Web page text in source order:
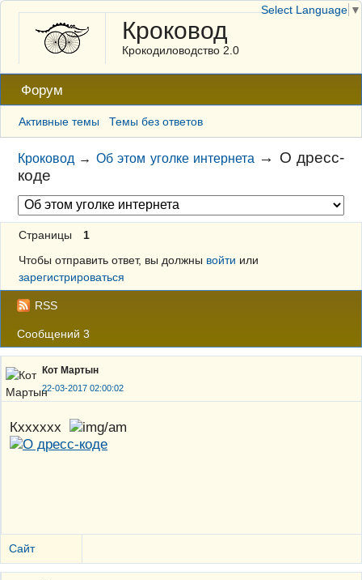
Кроковод
Крокодиловодство 2.0
Форум
Активные темы Темы без ответов
Кроковод → Об этом уголке интернета → О дресс-
коде
Страницы
1
Чтобы отправить ответ, вы должны войти или
зарегистрироваться
RSS
Сообщений 3
Кот Мартын
22-03-2017 02:00:02
Кхххххх
Сайт
Select Language ▼